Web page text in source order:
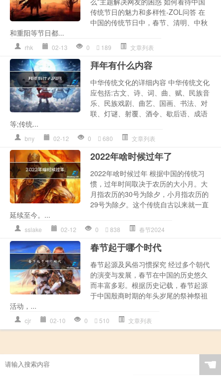
传统节日的魅力和多样性-ZOL问答 在
中国的传统节日中，春节、清明、中秋
和重阳等节日都...
rhk 02-13 0 189 文章列表
拜年有什么内容
中华传统文化的详细内容 中华传统文化
应包括:古文、诗、词、曲、赋、民族音
乐、民族戏剧、曲艺、国画、书法、对
联、灯谜、射覆、酒令、歇后语、成语
等;传统...
bny 02-12 0 680 文章列表
2022年啥时候过年了
2022年啥时候过年 根据中国的传统习
惯，过年时间取决于农历的大小月。大
月指农历的30号为除夕，小月指农历的
29号为除夕。这个传统自古以来就一直
延续至今。...
sslake 02-12 0 838 春节2024
春节起于哪个时代
春节起源及风俗习惯探究 经过多个朝代
的演变与发展，春节在中国的历史悠久
而丰富多彩。根据历史记载，春节起源
于中国殷商时期的年头岁尾的祭神祭祖
活动，...
cjr 02-10 0 510 文章列表
☚